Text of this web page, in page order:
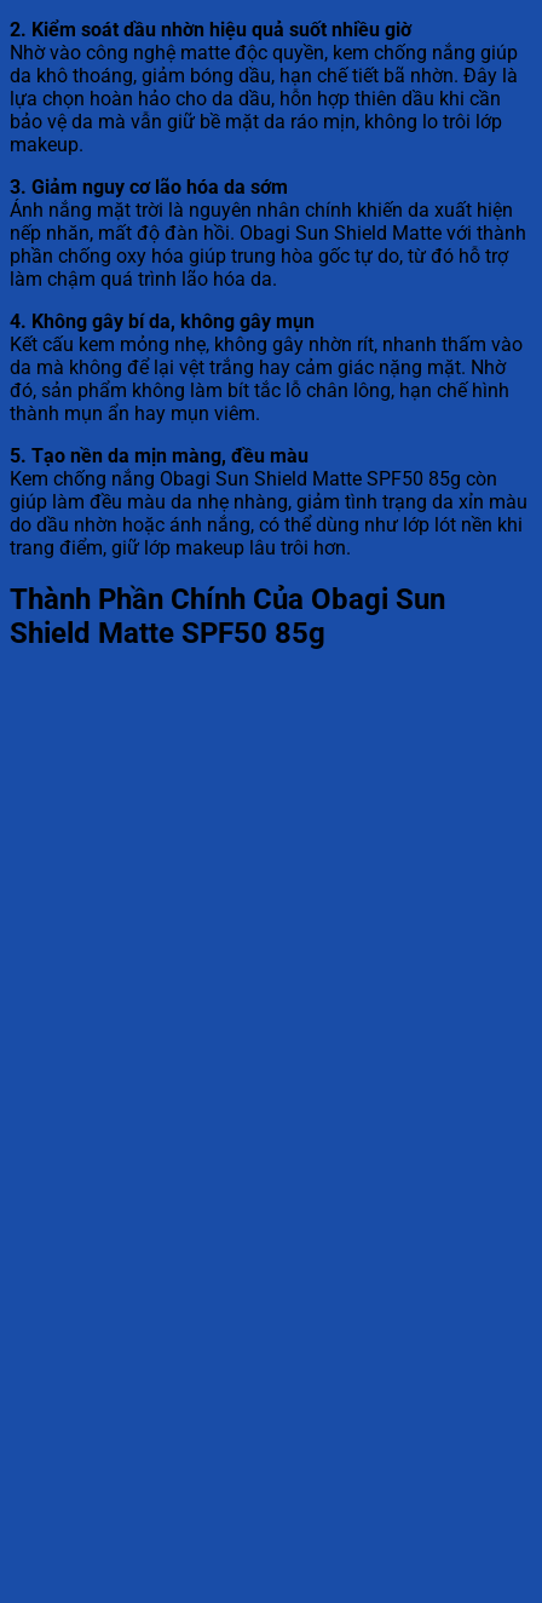
2. Kiểm soát dầu nhờn hiệu quả suốt nhiều giờ
Nhờ vào công nghệ matte độc quyền, kem chống nắng giúp
da khô thoáng, giảm bóng dầu, hạn chế tiết bã nhờn. Đây là
lựa chọn hoàn hảo cho da dầu, hỗn hợp thiên dầu khi cần
bảo vệ da mà vẫn giữ bề mặt da ráo mịn, không lo trôi lớp
makeup.
3. Giảm nguy cơ lão hóa da sớm
Ánh nắng mặt trời là nguyên nhân chính khiến da xuất hiện
nếp nhăn, mất độ đàn hồi. Obagi Sun Shield Matte với thành
phần chống oxy hóa giúp trung hòa gốc tự do, từ đó hỗ trợ
làm chậm quá trình lão hóa da.
4. Không gây bí da, không gây mụn
Kết cấu kem mỏng nhẹ, không gây nhờn rít, nhanh thấm vào
da mà không để lại vệt trắng hay cảm giác nặng mặt. Nhờ
đó, sản phẩm không làm bít tắc lỗ chân lông, hạn chế hình
thành mụn ẩn hay mụn viêm.
5. Tạo nền da mịn màng, đều màu
Kem chống nắng Obagi Sun Shield Matte SPF50 85g còn
giúp làm đều màu da nhẹ nhàng, giảm tình trạng da xỉn màu
do dầu nhờn hoặc ánh nắng, có thể dùng như lớp lót nền khi
trang điểm, giữ lớp makeup lâu trôi hơn.
Thành Phần Chính Của Obagi Sun
Shield Matte SPF50 85g